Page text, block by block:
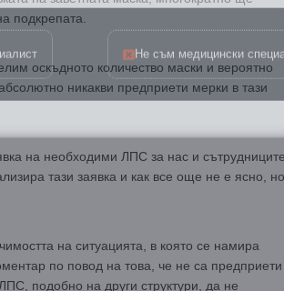
подкрепата.
оскъдното количество маски и вероятно
никакви предприети мерки в тази
на необходими ЛПС за нас и
тази заявка и как все още не е ясно, но
на ситуацията, в която се намира
по повод на това, че не са предприети
подобно на други структури, да не
Не съм медицински